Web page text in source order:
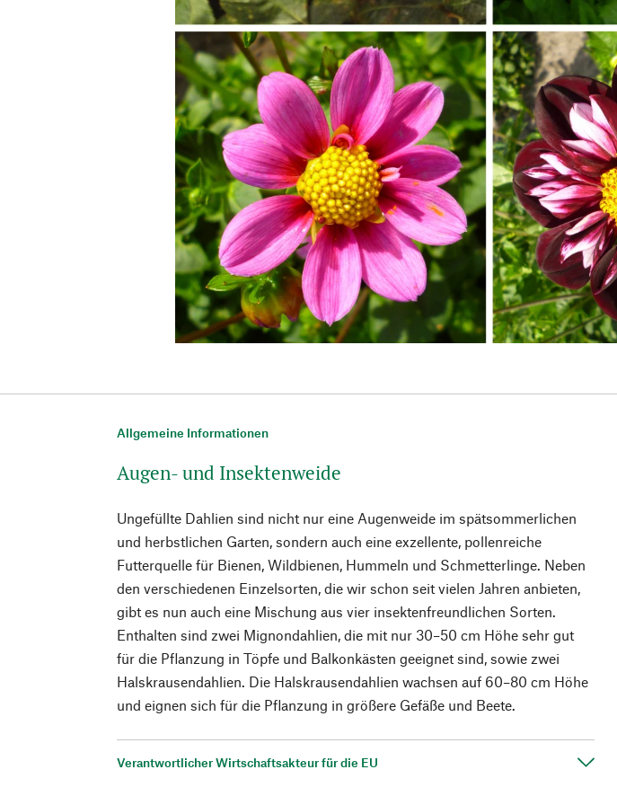
Allgemeine Informationen
Augen- und Insektenweide
Ungefüllte Dahlien sind nicht nur eine Augenweide im spätsommerlichen
und herbstlichen Garten, sondern auch eine exzellente, pollenreiche
Futterquelle für Bienen, Wildbienen, Hummeln und Schmetterlinge. Neben
den verschiedenen Einzelsorten, die wir schon seit vielen Jahren anbieten,
gibt es nun auch eine Mischung aus vier insektenfreundlichen Sorten.
Enthalten sind zwei Mignondahlien, die mit nur 30–50 cm Höhe sehr gut
für die Pflanzung in Töpfe und Balkonkästen geeignet sind, sowie zwei
Halskrausendahlien. Die Halskrausendahlien wachsen auf 60–80 cm Höhe
und eignen sich für die Pflanzung in größere Gefäße und Beete.
Verantwortlicher Wirtschaftsakteur für die EU